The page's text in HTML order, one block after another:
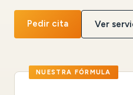
Pedir cita Ver